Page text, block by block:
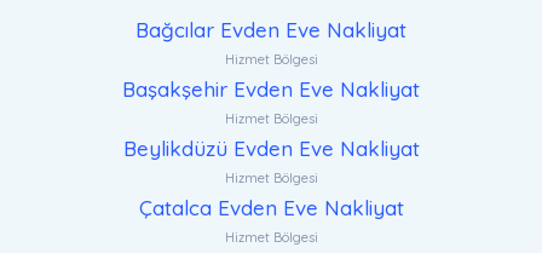
Bağcılar Evden Eve Nakliyat
Hizmet Bölgesi
Başakşehir Evden Eve Nakliyat
Hizmet Bölgesi
Beylikdüzü Evden Eve Nakliyat
Hizmet Bölgesi
Çatalca Evden Eve Nakliyat
Hizmet Bölgesi